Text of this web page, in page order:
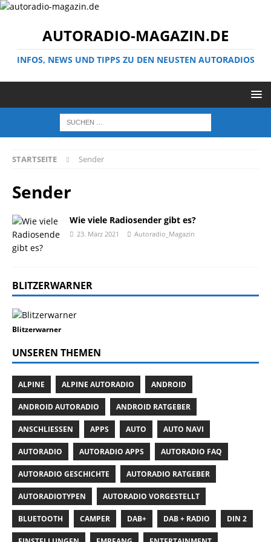
AUTORADIO-MAGAZIN.DE
INFOS, NEWS UND TIPPS ZU DEN NEUSTEN AUTORADIOS
STARTSEITE Sender
Sender
Wie viele Radiosender gibt es?
23. März 2021 Autoradio_Magazin
BLITZERWARNER
Blitzerwarner
UNSEREN THEMEN
ALPINE ALPINE AUTORADIO ANDROID
ANDROID AUTORADIO ANDROID RATGEBER
ANSCHLIESSEN APPS AUTO AUTO NAVI
AUTORADIO AUTORADIO APPS AUTORADIO FAQ
AUTORADIO GESCHICHTE AUTORADIO RATGEBER
AUTORADIOTYPEN AUTORADIO VORGESTELLT
BLUETOOTH CAMPER DAB+ DAB + RADIO DIN 2